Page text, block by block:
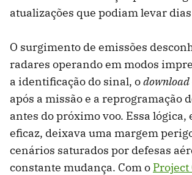
atualizações que podiam levar
O surgimento de emissões
radares operando em modos
a identificação do sinal, odownload
após a missão e a reprogramação
antes do próximo voo. Essa lógica,
eficaz, deixava uma margem
cenários saturados por defesas
constante mudança. Com o